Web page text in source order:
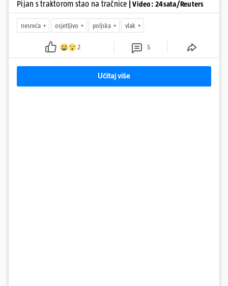
Pijan s traktorom stao na tračnice | Video: 24sata/Reuters
nesreća osjetljivo poljska vlak
2 5
Učitaj više